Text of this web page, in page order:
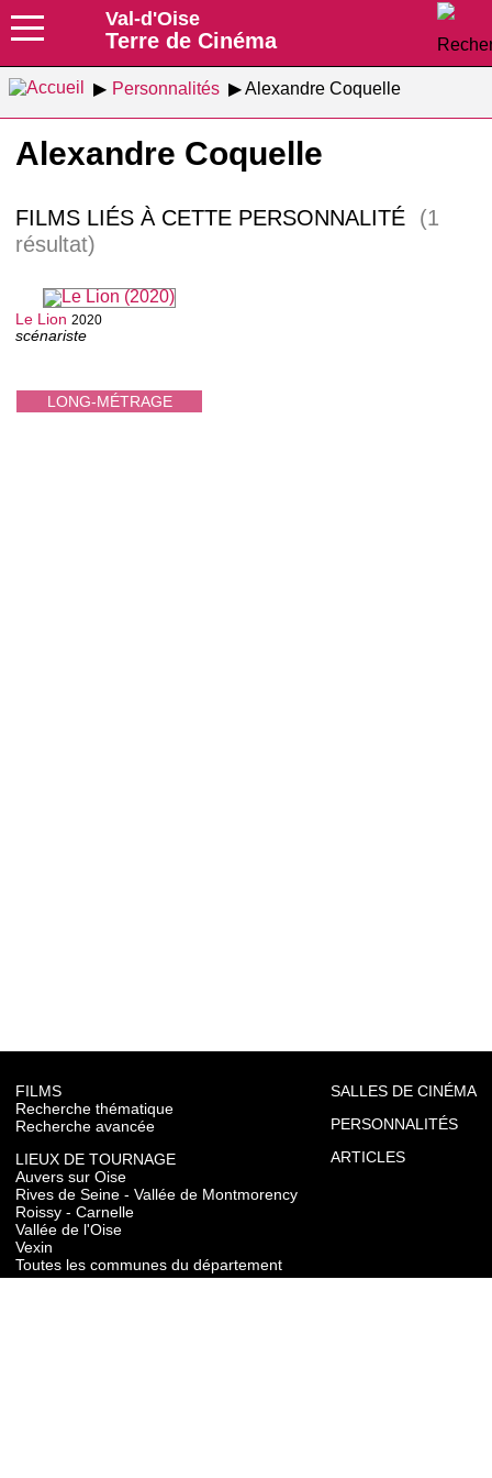
Val-d'Oise
Terre de Cinéma
Personnalités Alexandre Coquelle
Alexandre Coquelle
FILMS LIÉS À CETTE PERSONNALITÉ
(1
résultat)
LONG-MÉTRAGE
Le Lion 2020
scénariste
FILMS
Recherche thématique
Recherche avancée
LIEUX DE TOURNAGE
Auvers sur Oise
Rives de Seine - Vallée de Montmorency
Roissy - Carnelle
Vallée de l'Oise
Vexin
Toutes les communes du département
SALLES DE CINÉMA
PERSONNALITÉS
ARTICLES